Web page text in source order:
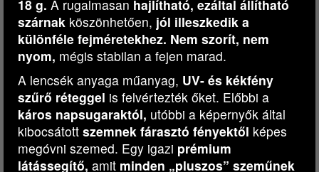
18 g. A rugalmasan hajlítható, ezáltal állítható
szárnak köszönhetően, jól illeszkedik a
különféle fejméretekhez. Nem szorít, nem
nyom, mégis stabilan a fejen marad.
A lencsék anyaga műanyag, UV- és kékfény
szűrő réteggel is felvértezték őket. Előbbi a
káros napsugaraktól, utóbbi a képernyők által
kibocsátott szemnek fárasztó fényektől képes
megóvni szemed. Egy igazi prémium
látássegítő, amit minden „pluszos” szeműnek